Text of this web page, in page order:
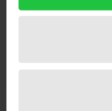
juristisch
Untersucht